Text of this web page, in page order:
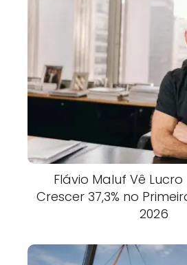
Flávio Maluf Vê
Crescer 37,3% no
2026